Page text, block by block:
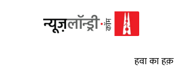
हवा का हक़